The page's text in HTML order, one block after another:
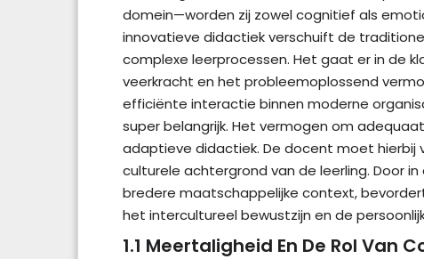
domein—worden zij zowel cognitief als
innovatieve didactiek verschuift de
complexe leerprocessen. Het gaat er in de
veerkracht en het probleemoplossend
efficiënte interactie binnen moderne
super belangrijk. Het vermogen om
adaptieve didactiek. De docent moet hierbij
culturele achtergrond van de leerling. Door
bredere maatschappelijke context,
het intercultureel bewustzijn en de
1.1 Meertaligheid En De Rol Van